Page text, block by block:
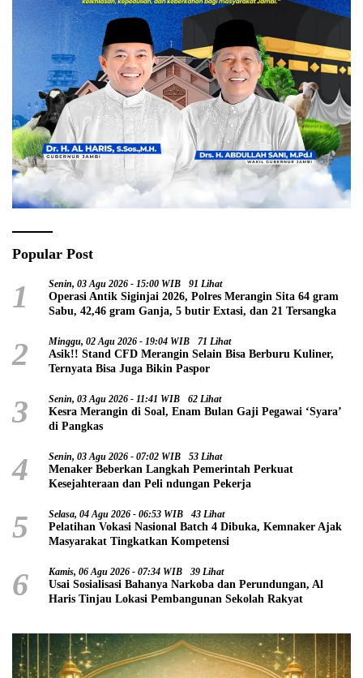
Popular Post
1 Senin, 03 Agu 2026 - 15:00 WIB 91 Lihat
Operasi Antik Siginjai 2026, Polres Merangin Sita 64 gram
Sabu, 42,46 gram Ganja, 5 butir Extasi, dan 21 Tersangka
2 Minggu, 02 Agu 2026 - 19:04 WIB 71 Lihat
Asik!! Stand CFD Merangin Selain Bisa Berburu Kuliner,
Ternyata Bisa Juga Bikin Paspor
3 Senin, 03 Agu 2026 - 11:41 WIB 62 Lihat
Kesra Merangin di Soal, Enam Bulan Gaji Pegawai ‘Syara’
di Pangkas
4 Senin, 03 Agu 2026 - 07:02 WIB 53 Lihat
Menaker Beberkan Langkah Pemerintah Perkuat
Kesejahteraan dan Peli ndungan Pekerja
5 Selasa, 04 Agu 2026 - 06:53 WIB 43 Lihat
Pelatihan Vokasi Nasional Batch 4 Dibuka, Kemnaker Ajak
Masyarakat Tingkatkan Kompetensi
6 Kamis, 06 Agu 2026 - 07:34 WIB 39 Lihat
Usai Sosialisasi Bahanya Narkoba dan Perundungan, Al
Haris Tinjau Lokasi Pembangunan Sekolah Rakyat